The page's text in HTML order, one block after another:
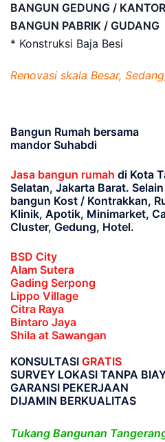
BANGUN GEDUNG / KANTOR
BANGUN PABRIK / GUDANG
* Konstruksi Baja Besi
Renovasi skala Besar,
Bangun Rumah bersama
mandor Suhabdi
Jasa bangun rumah di Kota
Selatan, Jakarta Barat.
bangun Kost / Kontrakkan,
Klinik, Apotik, Minimarket,
Cluster, Gedung, Hotel.
BSD City
Alam Sutera
Gading Serpong
Lippo Village
Citra Raya
Bintaro Jaya
Shila at Sawangan
KONSULTASI GRATIS
SURVEY LOKASI TANPA
GARANSI PEKERJAAN
DIJAMIN BERKUALITAS
Tukang Bangunan